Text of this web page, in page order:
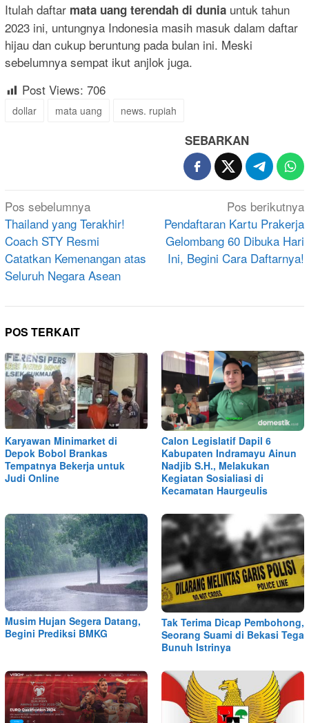
Itulah daftar mata uang terendah di dunia untuk tahun
2023 ini, untungnya Indonesia masih masuk dalam daftar
hijau dan cukup beruntung pada bulan ini. Meski
sebelumnya sempat ikut anjlok juga.
Post Views: 706
dollar mata uang news. rupiah
SEBARKAN
Navigasi
pos
Pos sebelumnya
Thailand yang Terakhir!
Coach STY Resmi
Catatkan Kemenangan atas
Seluruh Negara Asean
Pos berikutnya
Pendaftaran Kartu Prakerja
Gelombang 60 Dibuka Hari
Ini, Begini Cara Daftarnya!
POS TERKAIT
Karyawan Minimarket di
Depok Bobol Brankas
Tempatnya Bekerja untuk
Judi Online
Calon Legislatif Dapil 6
Kabupaten Indramayu Ainun
Nadjib S.H., Melakukan
Kegiatan Sosialiasi di
Kecamatan Haurgeulis
Musim Hujan Segera Datang,
Begini Prediksi BMKG
Tak Terima Dicap Pembohong,
Seorang Suami di Bekasi Tega
Bunuh Istrinya